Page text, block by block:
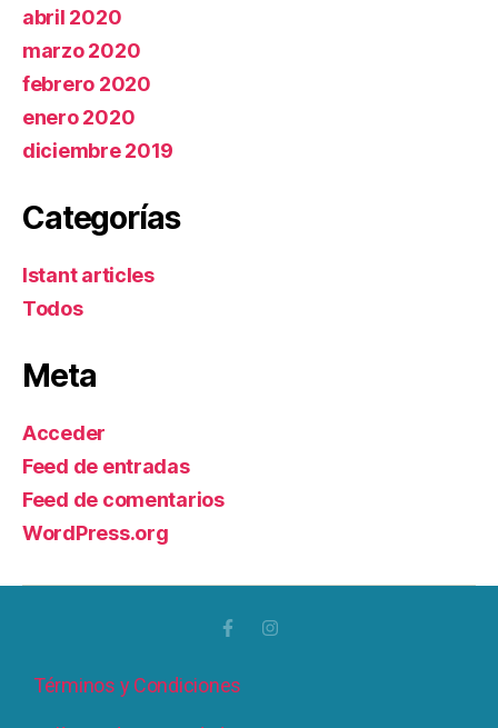
abril 2020
marzo 2020
febrero 2020
enero 2020
diciembre 2019
Categorías
Istant articles
Todos
Meta
Acceder
Feed de entradas
Feed de comentarios
WordPress.org
Términos y Condiciones